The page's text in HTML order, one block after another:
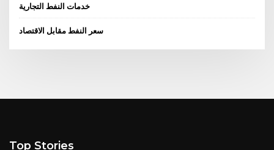
خدمات النفط التجارية
سعر النفط مقابل الاقتصاد
Top Stories